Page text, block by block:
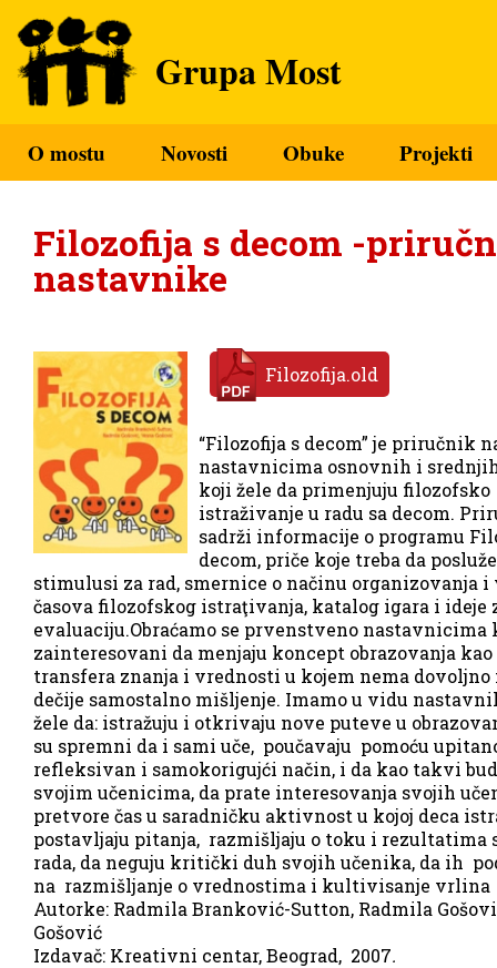
Grupa Most
O mostu Novosti Obuke Projekti
Filozofija s decom -
nastavnike
Filozofija.old
“Filozofija s decom” je priručnik
nastavnicima osnovnih i
koji žele da primenjuju filozofsko
istraživanje u radu sa decom.
sadrži informacije o programu
decom, priče koje treba da
stimulusi za rad, smernice o načinu organizovanja i
časova filozofskog istraţivanja, katalog igara i ideje
evaluaciju.Obraćamo se prvenstveno nastavnicima
zainteresovani da menjaju koncept obrazovanja
transfera znanja i vrednosti u kojem nema dovoljno
dečije samostalno mišljenje. Imamo u vidu
žele da: istražuju i otkrivaju nove puteve u
su spremni da i sami uče, poučavaju pomoću
refleksivan i samokorigujći način, i da kao takvi
svojim učenicima, da prate interesovanja svojih
pretvore čas u saradničku aktivnost u kojoj deca
postavljaju pitanja, razmišljaju o toku i rezultatima
rada, da neguju kritički duh svojih učenika, da ih
na razmišljanje o vrednostima i kultivisanje vrlina
Autorke: Radmila Branković-Sutton, Radmila
Gošović
Izdavač: Kreativni centar, Beograd, 2007.